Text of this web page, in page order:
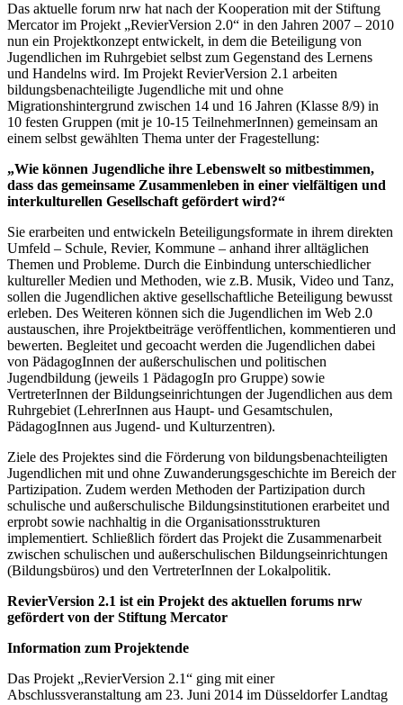
Das aktuelle forum nrw hat nach der Kooperation mit der Stiftung
Mercator im Projekt „RevierVersion 2.0“ in den Jahren 2007 – 2010
nun ein Projektkonzept entwickelt, in dem die Beteiligung von
Jugendlichen im Ruhrgebiet selbst zum Gegenstand des Lernens
und Handelns wird. Im Projekt RevierVersion 2.1 arbeiten
bildungsbenachteiligte Jugendliche mit und ohne
Migrationshintergrund zwischen 14 und 16 Jahren (Klasse 8/9) in
10 festen Gruppen (mit je 10-15 TeilnehmerInnen) gemeinsam an
einem selbst gewählten Thema unter der Fragestellung:
„Wie können Jugendliche ihre Lebenswelt so mitbestimmen,
dass das gemeinsame Zusammenleben in einer vielfältigen und
interkulturellen Gesellschaft gefördert wird?“
Sie erarbeiten und entwickeln Beteiligungsformate in ihrem direkten
Umfeld – Schule, Revier, Kommune – anhand ihrer alltäglichen
Themen und Probleme. Durch die Einbindung unterschiedlicher
kultureller Medien und Methoden, wie z.B. Musik, Video und Tanz,
sollen die Jugendlichen aktive gesellschaftliche Beteiligung bewusst
erleben. Des Weiteren können sich die Jugendlichen im Web 2.0
austauschen, ihre Projektbeiträge veröffentlichen, kommentieren und
bewerten. Begleitet und gecoacht werden die Jugendlichen dabei
von PädagogInnen der außerschulischen und politischen
Jugendbildung (jeweils 1 PädagogIn pro Gruppe) sowie
VertreterInnen der Bildungseinrichtungen der Jugendlichen aus dem
Ruhrgebiet (LehrerInnen aus Haupt- und Gesamtschulen,
PädagogInnen aus Jugend- und Kulturzentren).
Ziele des Projektes sind die Förderung von bildungsbenachteiligten
Jugendlichen mit und ohne Zuwanderungsgeschichte im Bereich der
Partizipation. Zudem werden Methoden der Partizipation durch
schulische und außerschulische Bildungsinstitutionen erarbeitet und
erprobt sowie nachhaltig in die Organisationsstrukturen
implementiert. Schließlich fördert das Projekt die Zusammenarbeit
zwischen schulischen und außerschulischen Bildungseinrichtungen
(Bildungsbüros) und den VertreterInnen der Lokalpolitik.
RevierVersion 2.1 ist ein Projekt des aktuellen forums nrw
gefördert von der Stiftung Mercator
Information zum Projektende
Das Projekt „RevierVersion 2.1“ ging mit einer
Abschlussveranstaltung am 23. Juni 2014 im Düsseldorfer Landtag